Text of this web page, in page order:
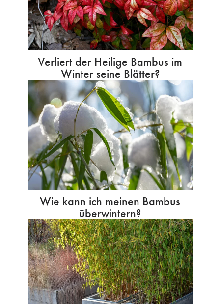
Verliert der Heilige Bambus im
Winter seine Blätter?
Wie kann ich meinen Bambus
überwintern?